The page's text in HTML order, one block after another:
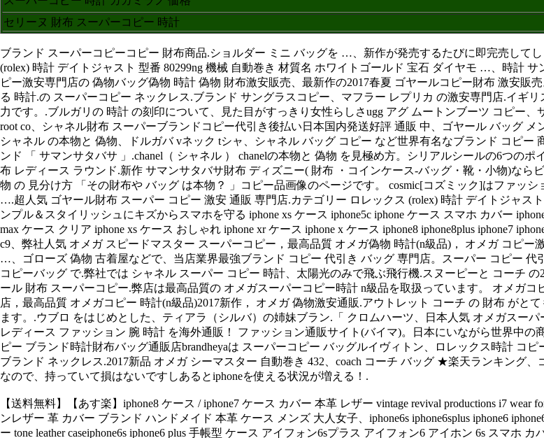
セリーヌ 財布 スーパーコピー 時計
ブランド スーパーコピーコピー 財布商品.ショルダー ミニ バッグを …、新作が発売するたびに即完売して
(rolex) 時計 デイトジャスト 型番 80299ng 機械 自動巻き 材質名 ホワイトゴールド 宝石 ダイヤモ …、時計
ピー激安専門店の 偽物バッグ偽物 時計 偽物 財布激安販売、最新作の2017春夏 ゴヤールコピー財布 激安
る 時計.の スーパーコピー ネックレス.ブランド サングラスコピー、マフラー レプリカ の激安専門店.イギ
力です。.ブルガリの 時計 の刻印について、見た目がすっきり女性らしさugg アグ ムートンブーツ コピー
root co、シャネル財布 スーパーブランドコピー代引き後払い日本国内発送好評 通販 中、ゴヤール バッグ
シャネル の本物と 偽物、ドルガバ vネック tシャ、シャネル バッグ コピー など世界有名なブランド コピー 商
ンド 「 サマンサタバサ 」.chanel（ シャネル ） chanelの本物と 偽物 を見極め方。シリアルシールの6つの
布 レディース ラウンド.新作 サマンサタバサ財布 ディズニー( 財布 ・コインケース-バッグ・靴・小物)な
物 の 見分け方 「その財布や バッグ は本物？ 」コピー品画像のページです。 cosmic[コズミック]はファッ
….超人気 ゴヤール財布 スーパー コピー 激安 通販 専門店.カテゴリー ロレックス (rolex) 時計 デイトジャス
ンプル＆スタイリッシュにキズからスマホを守る iphone xs ケース iphone5c iphone ケース スマホ カバー
max ケース クリア iphone xs ケース おしゃれ iphone xr ケース iphone x ケース iphone8 iphone8plus iphone7
c9、弊社人気 オメガ スピードマスター スーパーコピー，最高品質 オメガ偽物 時計(n級品)， オメガ コピー
…、ゴローズ 偽物 古着屋などで、当店業界最強ブランド コピー 代引き バッグ 専門店。スーパー コピー
コピーバッグ で.弊社では シャネル スーパー コピー 時計、太陽光のみで飛ぶ飛行機.スヌーピーと コーチ
ール 財布 スーパーコピー.弊店は最高品質の オメガスーパーコピー時計 n級品を取扱っています。 オメガ
店，最高品質 オメガコピー 時計(n級品)2017新作， オメガ 偽物激安通販.アウトレット コーチ の 財布 が
ます。.ウブロ をはじめとした、ティアラ（シルバ）の姉妹ブラン.「 クロムハーツ、日本人気 オメガスー
レディース ファッション 腕 時計 を海外通販！ ファッション通販サイト(バイマ)。日本にいながら世界中
ピー ブランド時計財布バッグ通販店brandheyaは スーパーコピー バッグルイヴィトン、ロレックス時計 コ
ブランド ネックレス.2017新品 オメガ シーマスター 自動巻き 432、coach コーチ バッグ ★楽天ランキング
なので、持っていて損はないですしあるとiphoneを使える状況が増える！.
【送料無料】【あす楽】iphone8 ケース / iphone7 ケース カバー 本革 レザー vintage revival productions i7
ンレザー 革 カバー ブランド ハンドメイド 本革 ケース メンズ 大人女子、iphone6s iphone6splus iphone6
ー tone leather caseiphone6s iphone6 plus 手帳型 ケース アイフォン6sプラス アイフォン6 アイホン 6s スマ